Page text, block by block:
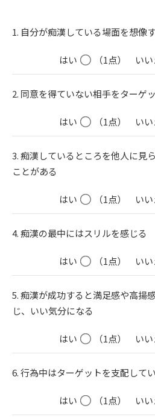
1. 自分が痴漢している場面を想像
はい （1点） い
2. 同意を得ていない相手をターゲ
はい （1点） い
3. 痴漢しているところを他人に見
ことがある
はい （1点） い
4. 痴漢の最中にはスリルを感じる
はい （1点） い
5. 痴漢が成功すると満足感や高揚
じ、いい気分になる
はい （1点） い
6. 行為中はターゲットを支配して
はい （1点） い